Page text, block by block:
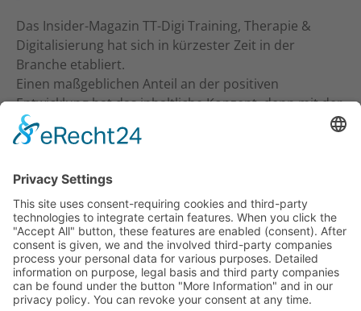
Das Insider-Magazin TT-Digi Training, Therapie &
Digitalisierung hat sich in kürzester Zeit in der
Branche etabliert.
Einen maßgeblichen Anteil an der positiven
Entwicklung hat das inhaltliche Konzept, denn mit der
inhaltlichen Ansprache an Studio-Inhaber, Trainer &
Therapeuten wurde ein neuer Standard gesetzt. Ein
KONTAKT
Verlag für Prävention & Gesundheit GmbH
Waldseestraße 27
77731 Willstätt